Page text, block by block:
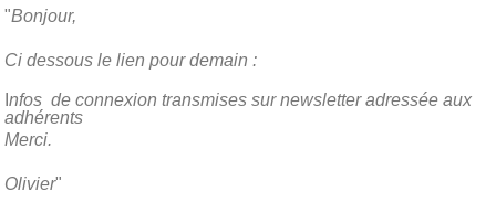
"Bonjour,
Ci dessous le lien pour demain :
nfos de connexion transmises sur newsletter adressée aux
adhérents
Merci.
Olivier"